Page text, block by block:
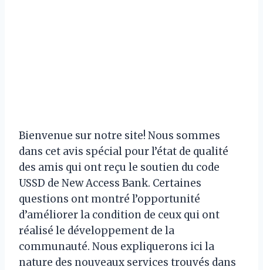
Bienvenue sur notre site! Nous sommes
dans cet avis spécial pour l’état de qualité
des amis qui ont reçu le soutien du code
USSD de New Access Bank. Certaines
questions ont montré l’opportunité
d’améliorer la condition de ceux qui ont
réalisé le développement de la
communauté. Nous expliquerons ici la
nature des nouveaux services trouvés dans